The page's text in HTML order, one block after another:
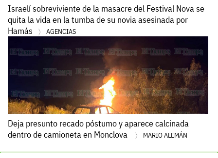
Israelí sobreviviente de la masacre del Festival Nova se
quita la vida en la tumba de su novia asesinada por
Hamás
AGENCIAS
Deja presunto recado póstumo y aparece calcinada
dentro de camioneta en Monclova
MARIO ALEMÁN